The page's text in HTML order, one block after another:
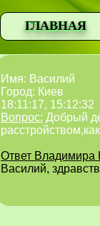
ГЛАВНАЯ
Имя: Василий
Город: Киев
18:11:17, 15:12:32
Вопрос: Добрый
Ответ Владимира
Василий,